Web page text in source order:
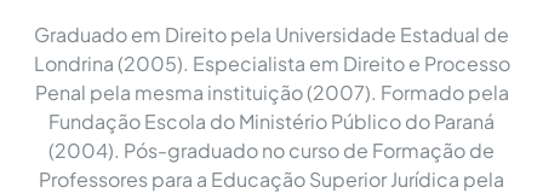
Graduado em Direito pela Universidade Estadual de
Londrina (2005). Especialista em Direito e Processo
Penal pela mesma instituição (2007). Formado pela
Fundação Escola do Ministério Público do Paraná
(2004). Pós-graduado no curso de Formação de
Professores para a Educação Superior Jurídica pela